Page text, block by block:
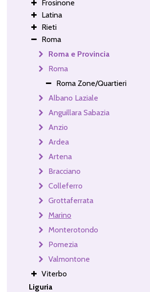
Frosinone
Latina
Rieti
Roma
Roma e Provincia
Roma
Roma Zone/Quartieri
Albano Laziale
Anguillara Sabazia
Anzio
Ardea
Artena
Bracciano
Colleferro
Grottaferrata
Marino
Monterotondo
Pomezia
Valmontone
Viterbo
Liguria